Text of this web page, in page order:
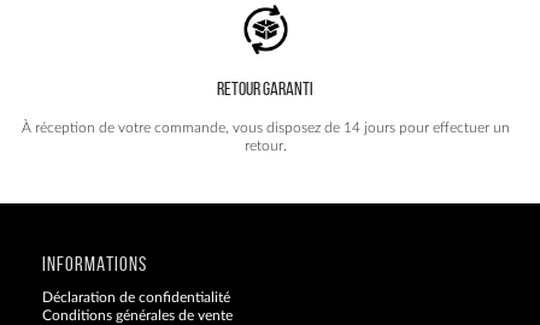
RETOUR GARANTI
À réception de votre commande, vous disposez de 14 jours pour effectuer un
retour.
INFORMATIONS
Déclaration de confidentialité
Conditions générales de vente